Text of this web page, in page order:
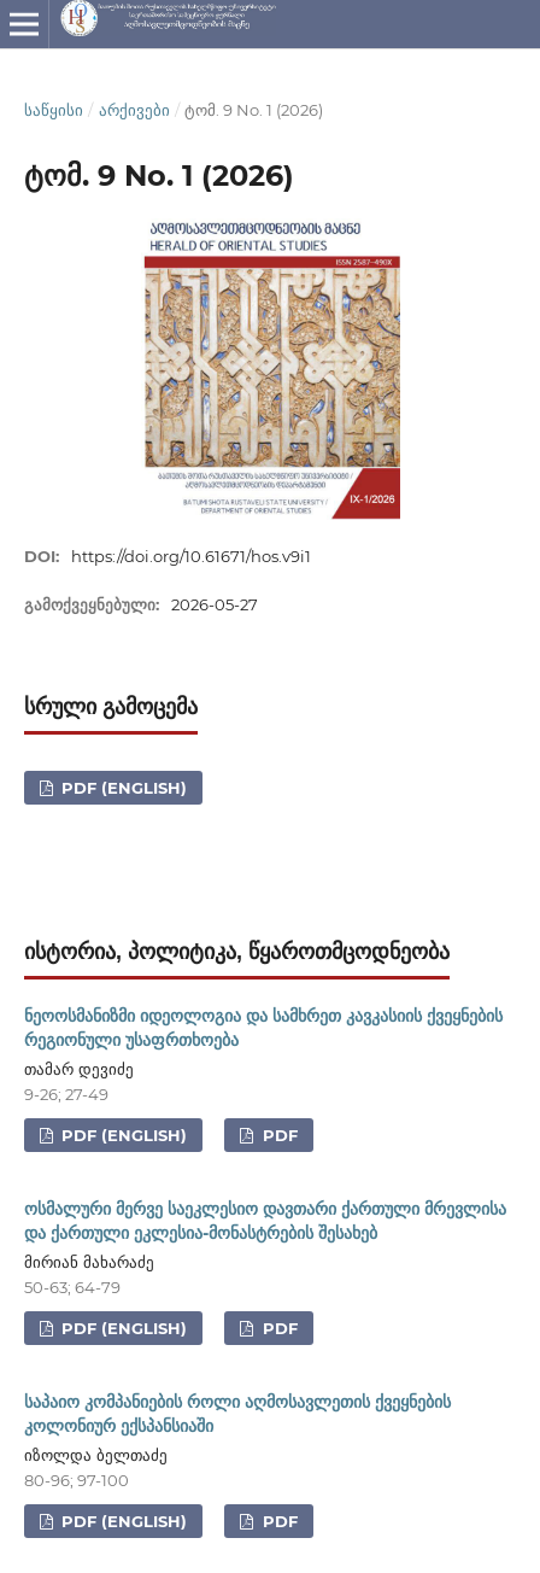
ᲡᲐᲬᲧᲘᲡᲘ / ᲐᲠᲥᲘᲕᲔᲑᲘ / ტომ. 9 No. 1 (2026)
ტომ. 9 No. 1 (2026)
DOI: https://doi.org/10.61671/hos.v9i1
ᲒᲐᲛᲝᲥᲕᲔᲧᲜᲔᲑᲣᲚᲘ: 2026-05-27
ᲡᲠᲣᲚᲘ ᲒᲐᲛᲝᲪᲔᲛᲐ
PDF (ENGLISH)
ᲘᲡᲢᲝᲠᲘᲐ, ᲞᲝᲚᲘᲢᲘᲙᲐ, ᲬᲧᲐᲠᲝᲗᲛᲪᲝᲓᲜᲔᲝᲑᲐ
ნეოოსმანიზმი იდეოლოგია და სამხრეთ კავკასიის ქვეყნების
რეგიონული უსაფრთხოება
თამარ დევიძე
9-26; 27-49
PDF (ENGLISH) PDF
ოსმალური მერვე საეკლესიო დავთარი ქართული მრევლისა
და ქართული ეკლესია-მონასტრების შესახებ
მირიან მახარაძე
50-63; 64-79
PDF (ENGLISH) PDF
საპაიო კომპანიების როლი აღმოსავლეთის ქვეყნების
კოლონიურ ექსპანსიაში
იზოლდა ბელთაძე
80-96; 97-100
PDF (ENGLISH) PDF